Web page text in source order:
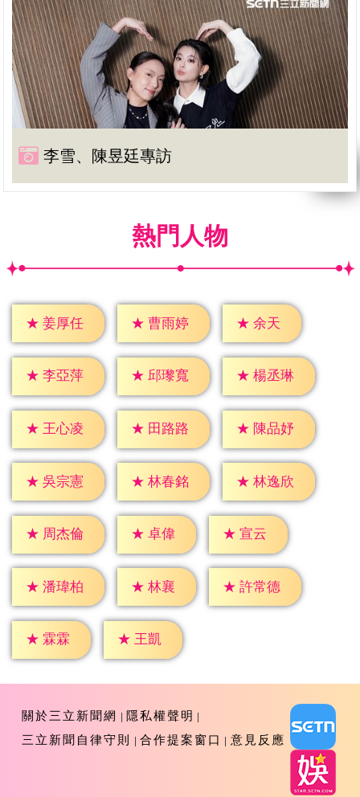
李雪、陳昱廷專訪
熱門人物
★ 姜厚任 ★ 曹雨婷 ★ 余天
★ 李亞萍 ★ 邱瓈寬 ★ 楊丞琳
★ 王心凌 ★ 田路路 ★ 陳品妤
★ 吳宗憲 ★ 林春銘 ★ 林逸欣
★ 周杰倫 ★ 卓偉 ★ 宣云
★ 潘瑋柏 ★ 林襄 ★ 許常德
★ 霖霖 ★ 王凱
關於三立新聞網
隱私權聲明
三立新聞自律守則
合作提案窗口 意見反應